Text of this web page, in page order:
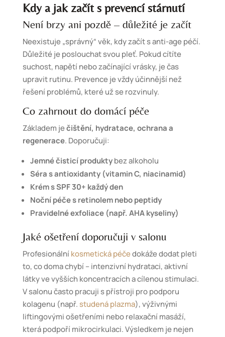
Kdy a jak začít s prevencí stárnutí
Není brzy ani pozdě – důležité je začít
Neexistuje „správný“ věk, kdy začít s anti-age péčí.
Důležité je poslouchat svou pleť. Pokud cítíte
suchost, napětí nebo začínající vrásky, je čas
upravit rutinu. Prevence je vždy účinnější než
řešení problémů, které už se rozvinuly.
Co zahrnout do domácí péče
Základem ječištění, hydratace, ochrana a
regenerace. Doporučuji:
Jemné čisticí produktybez alkoholu
Séra s antioxidanty (vitamin C, niacinamid)
Krém s SPF 30+ každý den
Noční péče s retinolem nebo peptidy
Pravidelné exfoliace (např. AHA kyseliny)
Jaké ošetření doporučuji v salonu
Profesionálníkosmetická péčedokáže dodat pleti
to, co doma chybí – intenzivní hydrataci, aktivní
látky ve vyšších koncentracích a cílenou stimulaci.
V salonu často pracuji s přístroji pro podporu
kolagenu (např. studená plazma), výživnými
liftingovými ošetřeními nebo relaxační masáží,
která podpoří mikrocirkulaci. Výsledkem je nejen